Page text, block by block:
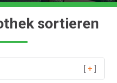
sortieren